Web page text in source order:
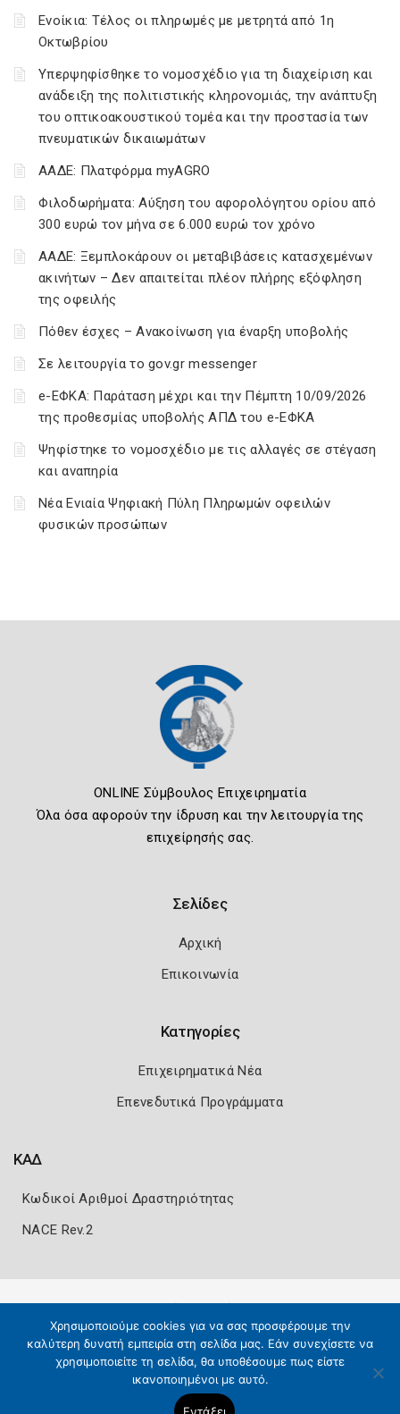
Ενοίκια: Τέλος οι πληρωμές με μετρητά από 1η
Οκτωβρίου
Υπερψηφίσθηκε το νομοσχέδιο για τη διαχείριση και
ανάδειξη της πολιτιστικής κληρονομιάς, την ανάπτυξη
του οπτικοακουστικού τομέα και την προστασία των
πνευματικών δικαιωμάτων
ΑΑΔΕ: Πλατφόρμα myAGRO
Φιλοδωρήματα: Αύξηση του αφορολόγητου ορίου από
300 ευρώ τον μήνα σε 6.000 ευρώ τον χρόνο
ΑΑΔΕ: Ξεμπλοκάρουν οι μεταβιβάσεις κατασχεμένων
ακινήτων – Δεν απαιτείται πλέον πλήρης εξόφληση
της οφειλής
Πόθεν έσχες – Ανακοίνωση για έναρξη υποβολής
Σε λειτουργία το gov.gr messenger
e-ΕΦΚΑ: Παράταση μέχρι και την Πέμπτη 10/09/2026
της προθεσμίας υποβολής ΑΠΔ του e-ΕΦΚΑ
Ψηφίστηκε το νομοσχέδιο με τις αλλαγές σε στέγαση
και αναπηρία
Νέα Ενιαία Ψηφιακή Πύλη Πληρωμών οφειλών
φυσικών προσώπων
ONLINE Σύμβουλος Επιχειρηματία
Όλα όσα αφορούν την ίδρυση και την λειτουργία της
επιχείρησής σας.
Σελίδες
Αρχική
Επικοινωνία
Κατηγορίες
Επιχειρηματικά Νέα
Επενεδυτικά Προγράμματα
ΚΑΔ
Κωδικοί Αριθμοί Δραστηριότητας
NACE Rev.2
Χρησιμοποιούμε cookies για να σας προσφέρουμε την
καλύτερη δυνατή εμπειρία στη σελίδα μας. Εάν συνεχίσετε να
χρησιμοποιείτε τη σελίδα, θα υποθέσουμε πως είστε
ικανοποιημένοι με αυτό.
Εντάξει
Copyright 2026 Knowledge A.E.